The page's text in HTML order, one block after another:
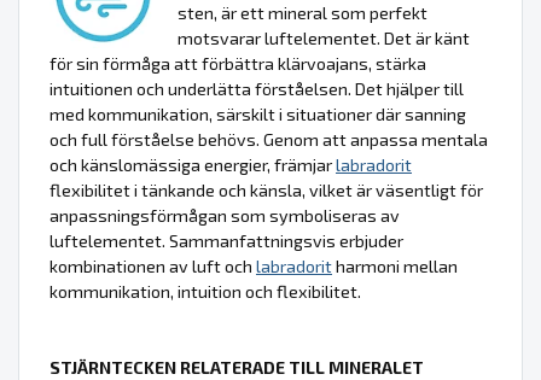
sten, är ett mineral som perfekt
motsvarar luftelementet. Det är känt
för sin förmåga att förbättra klärvoajans, stärka
intuitionen och underlätta förståelsen. Det hjälper till
med kommunikation, särskilt i situationer där sanning
och full förståelse behövs. Genom att anpassa mentala
och känslomässiga energier, främjarlabradorit
flexibilitet i tänkande och känsla, vilket är väsentligt för
anpassningsförmågan som symboliseras av
luftelementet. Sammanfattningsvis erbjuder
kombinationen av luft och labradoritharmoni mellan
kommunikation, intuition och flexibilitet.
STJÄRNTECKEN RELATERADE TILL MINERALET